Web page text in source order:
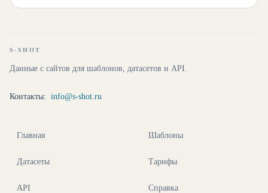
S-SHOT
Данные с сайтов для шаблонов, датасетов и API.
Контакты: info@s-shot.ru
Главная Шаблоны
Датасеты Тарифы
API Справка